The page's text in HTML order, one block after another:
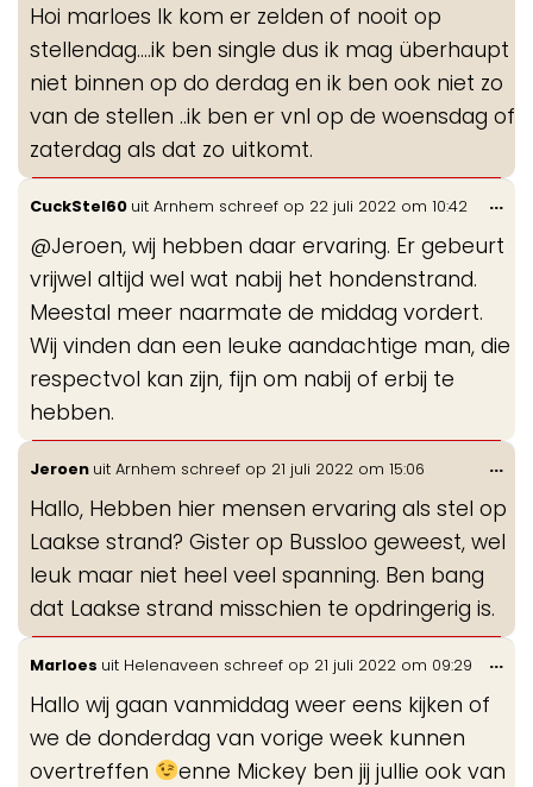
Hoi marloes Ik kom er zelden of nooit op
stellendag....ik ben single dus ik mag überhaupt
niet binnen op do derdag en ik ben ook niet zo
van de stellen ..ik ben er vnl op de woensdag of
zaterdag als dat zo uitkomt.
CuckStel60 uit Arnhem schreef op 22 juli 2022 om 10:42
@Jeroen, wij hebben daar ervaring. Er gebeurt
vrijwel altijd wel wat nabij het hondenstrand.
Meestal meer naarmate de middag vordert.
Wij vinden dan een leuke aandachtige man, die
respectvol kan zijn, fijn om nabij of erbij te
hebben.
...
Jeroen uit Arnhem schreef op 21 juli 2022 om 15:06
Hallo, Hebben hier mensen ervaring als stel op
Laakse strand? Gister op Bussloo geweest, wel
leuk maar niet heel veel spanning. Ben bang
dat Laakse strand misschien te opdringerig is.
...
Marloes uit Helenaveen schreef op 21 juli 2022 om 09:29
Hallo wij gaan vanmiddag weer eens kijken of
we de donderdag van vorige week kunnen
overtreffen
enne Mickey ben jij jullie ook van
...